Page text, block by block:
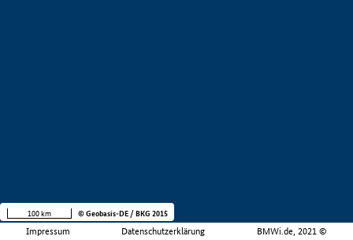
Impressum Datenschutzerklärung BMWi.de, 2021 ©
100 km © Geobasis-DE / BKG 2015